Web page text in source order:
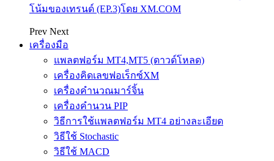
โน้มของเทรนด์ (EP.3)โดย XM.COM
Prev Next
เครื่องมือ
แพลตฟอร์ม MT4,MT5 (ดาวด์โหลด)
เครื่องคิดเลขฟอเร็กซ์XM
เครื่องคำนวณมาร์จิ้น
เครื่องคำนวน PIP
วิธีการใช้แพลตฟอร์ม MT4 อย่างละเอียด
วิธีใช้ Stochastic
วิธีใช้ MACD